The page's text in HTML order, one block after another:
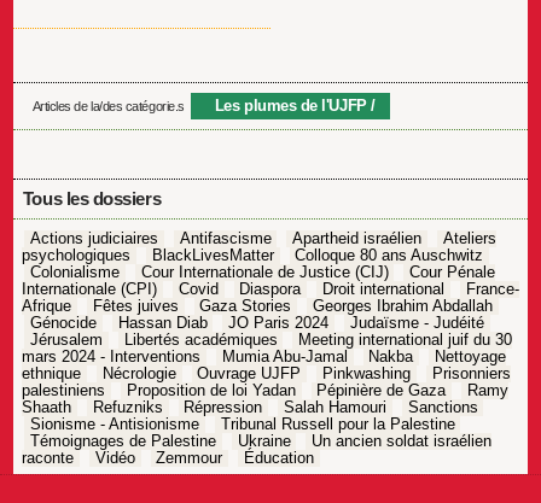
Articles de la/des catégorie.s Les plumes de l'UJFP
Tous les dossiers
Actions judiciaires Antifascisme Apartheid israélien
Ateliers
psychologiques
BlackLivesMatter
Colloque 80 ans Auschwitz
Colonialisme
Cour Internationale de Justice (CIJ)
Cour Pénale
Internationale (CPI)
Covid Diaspora Droit international
France-
Afrique
Fêtes juives Gaza Stories
Georges Ibrahim Abdallah
Génocide
Hassan Diab JO Paris 2024
Judaïsme - Judéité
Jérusalem
Libertés académiques
Meeting international juif du 30
mars 2024 - Interventions
Mumia Abu-Jamal Nakba
Nettoyage
ethnique
Nécrologie Ouvrage UJFP Pinkwashing
Prisonniers
palestiniens
Proposition de loi Yadan Pépinière de Gaza
Ramy
Shaath
Refuzniks Répression Salah Hamouri
Sanctions
Sionisme - Antisionisme
Tribunal Russell pour la Palestine
Témoignages de Palestine
Ukraine
Un ancien soldat israélien
raconte
Vidéo Zemmour Éducation
Navigation